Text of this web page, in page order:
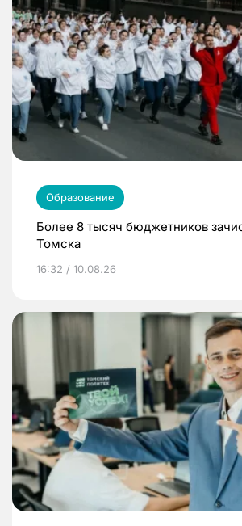
Образование
Более 8 тысяч бюджетников
Томска
16:32 / 10.08.26